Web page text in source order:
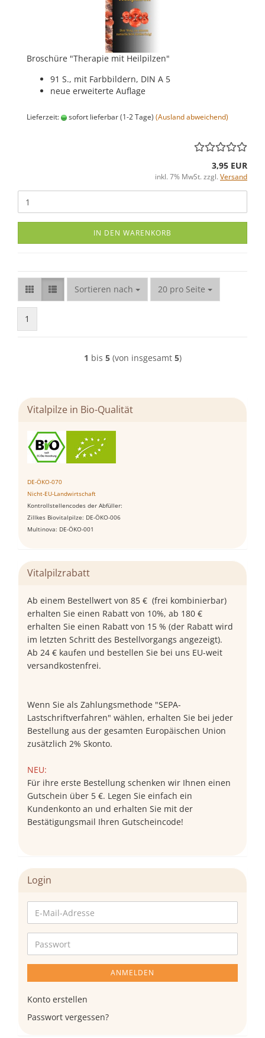
Broschüre "Therapie mit Heilpilzen"
91 S., mit Farbbildern, DIN A 5
neue erweiterte Auflage
Lieferzeit: sofort lieferbar (1-2 Tage) (Ausland abweichend)
3,95 EUR
inkl. 7% MwSt. zzgl. Versand
IN DEN WARENKORB
Sortieren nach
Sortieren nach 20 pro Seite
pro Seite
1
1 bis 5(von insgesamt 5)
Vitalpilze in Bio-Qualität
DE-ÖKO-070
Nicht-EU-Landwirtschaft
Kontrollstellencodes der Abfüller:
Zillkes Biovitalpilze: DE-ÖKO-006
Multinova: DE-ÖKO-001
Vitalpilzrabatt
Ab einem Bestellwert von 85 € (frei kombinierbar)
erhalten Sie einen Rabatt von 10%, ab 180 €
erhalten Sie einen Rabatt von 15 % (der Rabatt wird
im letzten Schritt des Bestellvorgangs angezeigt).
Ab 24 € kaufen und bestellen Sie bei uns EU-weit
versandkostenfrei.
Wenn Sie als Zahlungsmethode "SEPA-
Lastschriftverfahren" wählen, erhalten Sie bei jeder
Bestellung aus der gesamten Europäischen Union
zusätzlich 2% Skonto.
NEU:
Für ihre erste Bestellung schenken wir Ihnen einen
Gutschein über 5 €. Legen Sie einfach ein
Kundenkonto an und erhalten Sie mit der
Bestätigungsmail Ihren Gutscheincode!
Login
E-
Mail-
Adresse
Passwort
ANMELDEN
Konto erstellen
Passwort vergessen?